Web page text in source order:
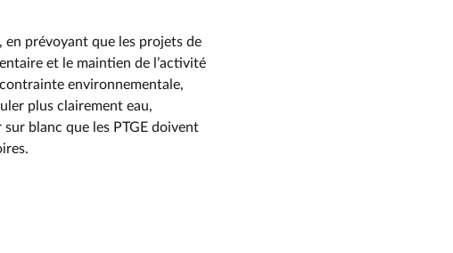
en prévoyant que les projets de
et le maintien de l’activité
environnementale,
plus clairement eau,
blanc que les PTGE doivent